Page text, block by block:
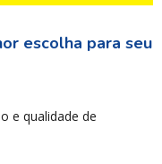
escolha para seu
e qualidade de